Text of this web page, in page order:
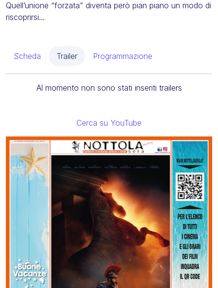
Quell’unione “forzata” diventa però pian piano un modo di
riscoprirsi...
Scheda Trailer Programmazione
Al momento non sono stati inseriti trailers
Cerca su YouTube